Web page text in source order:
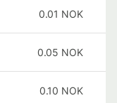
0.01 NOK
0.05 NOK
0.10 NOK